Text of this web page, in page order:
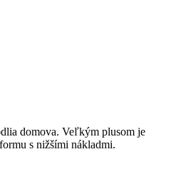
domova. Veľkým plusom je
s nižšími nákladmi.